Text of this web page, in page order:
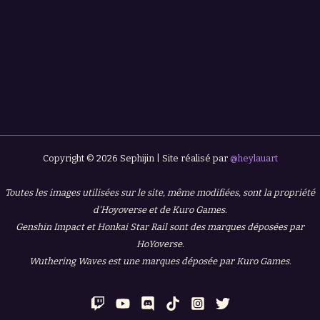
Copyright © 2026 Sephijin | Site réalisé par @heylauart
Toutes les images utilisées sur le site, même modifiées, sont la propriété
d'Hoyoverse et de Kuro Games.
Genshin Impact et Honkai Star Rail sont des marques déposées par
HoYoverse.
Wuthering Waves est une marques déposée par Kuro Games.